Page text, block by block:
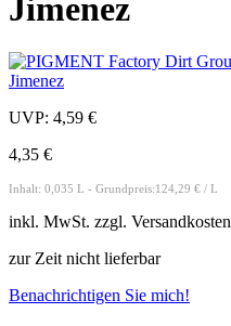
Jimenez
UVP: 4,59 €
4,35 €
Inhalt: 0,035 L - Grundpreis:124,29 € / L
inkl. MwSt. zzgl. Versandkosten
zur Zeit nicht lieferbar
Benachrichtigen Sie mich!